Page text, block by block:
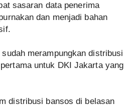
sasaran data penerima
dan menjadi bahan
merampungkan distribusi
untuk DKI Jakarta yang
distribusi bansos di belasan